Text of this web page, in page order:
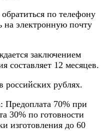
по телефону
на электронную почту
заключением
составляет 12 месяцев.
российских рублях.
Предоплата 70% при
30% по готовности
изготовления до 60